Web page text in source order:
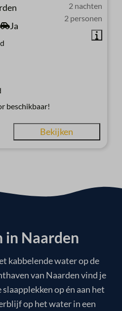
2 nachten
2 personen
Ja
beschikbaar!
Bekijken
in Naarden
kabbelende water op de
van Naarden vind je
op én aan het
op het water in een